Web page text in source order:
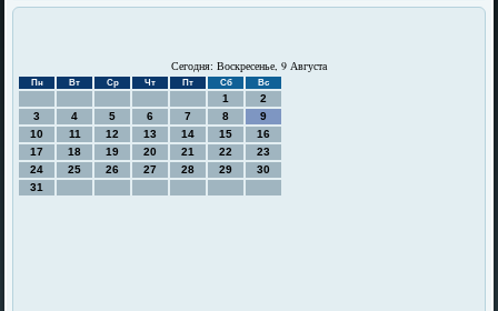
Сегодня: Воскресенье, 9 Августа
Пн Вт Ср Чт Пт Сб Вс
1
2
3
4 5 6 7 8
9
10
11 12 13 14 15
16
17
18 19 20 21 22
23
24
25 26 27 28 29
30
31